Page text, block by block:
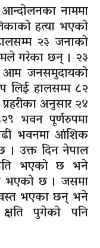
नाममा
हत्या भएको
२३ जनाको
गरेका छन् । २३
जनसमुदायको
लिई हालसम्म ८२
अनुसार २४
भवन पूर्णरुपमा
भवनमा आंशिक
। उक्त दिन नेपाल
भएको छ भने
भएको छ । जसमा
भएका छन् भने
पुगेको पनि